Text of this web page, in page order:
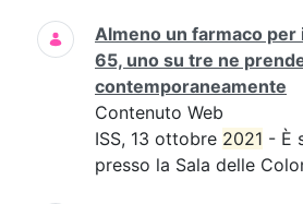
Almeno un farmaco per
65, uno su tre ne
contemporaneamente
Contenuto Web
ISS, 13 ottobre 2021 - È
presso la Sala delle